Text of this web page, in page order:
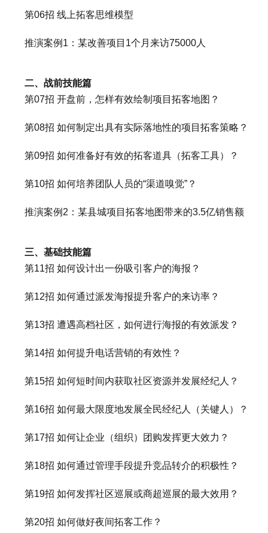
第06招 线上拓客思维模型
推演案例1：某改善项目1个月来访75000人
二、战前技能篇
第07招 开盘前，怎样有效绘制项目拓客地图？
第08招 如何制定出具有实际落地性的项目拓客策略？
第09招 如何准备好有效的拓客道具（拓客工具）？
第10招 如何培养团队人员的“渠道嗅觉”？
推演案例2：某县城项目拓客地图带来的3.5亿销售额
三、基础技能篇
第11招 如何设计出一份吸引客户的海报？
第12招 如何通过派发海报提升客户的来访率？
第13招 遭遇高档社区，如何进行海报的有效派发？
第14招 如何提升电话营销的有效性？
第15招 如何短时间内获取社区资源并发展经纪人？
第16招 如何最大限度地发展全民经纪人（关键人）？
第17招 如何让企业（组织）团购发挥更大效力？
第18招 如何通过管理手段提升竞品转介的积极性？
第19招 如何发挥社区巡展或商超巡展的最大效用？
第20招 如何做好夜间拓客工作？